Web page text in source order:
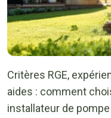
Critères RGE,
aides : comment
installateur de